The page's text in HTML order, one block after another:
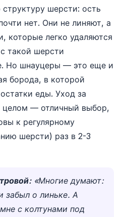
шерсти: ость
нет. Они не линяют, а
которые легко удаляются
такой шерсти
Но шнауцеры — это еще и
борода, в которой
еды. Уход за
целом — отличный выбор,
к регулярному
шерсти) раз в 2-3
«Многие думают:
забыл о линьке. А
с колтунами под